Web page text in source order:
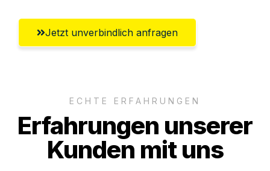
Jetzt unverbindlich anfragen
ECHTE ERFAHRUNGEN
Erfahrungen unserer
Kunden mit uns